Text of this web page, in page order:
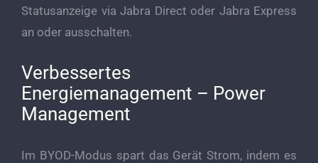
Statusanzeige via Jabra Direct oder Jabra Express
an oder ausschalten.
Verbessertes
Energiemanagement – Power
Management
Im BYOD-Modus spart das Gerät Strom, indem es